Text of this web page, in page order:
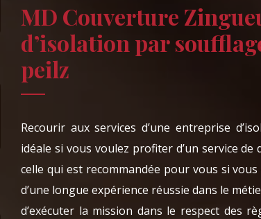
MD Couverture
d’isolation par
peilz
Recourir aux services d’une entreprise
idéale si vous voulez profiter d’un service
celle qui est recommandée pour vous si
d’une longue expérience réussie dans le
d’exécuter la mission dans le respect des